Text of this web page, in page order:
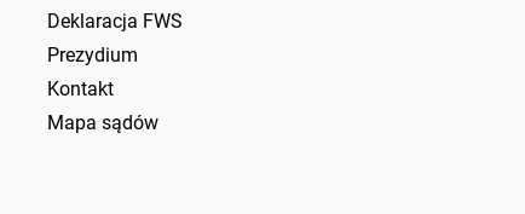
Deklaracja FWS
Prezydium
Kontakt
Mapa sądów